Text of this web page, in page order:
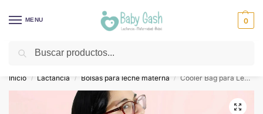
MENU 0
¡Descuentos todos los días! ⚡ Baby Gash
Inicio / Lactancia / Bolsas para leche materna / Cooler Bag para Leche Materna – Gris